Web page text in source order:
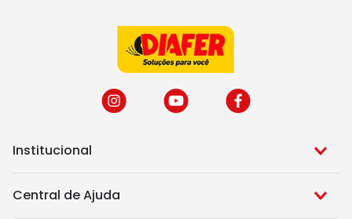
Institucional
Central de Ajuda